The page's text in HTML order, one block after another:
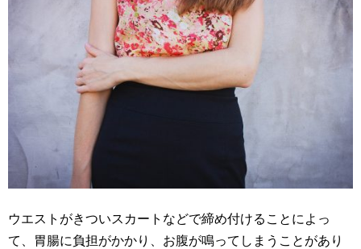
ウエストがきついスカートなどで締め付けることによっ
て、胃腸に負担がかかり、お腹が鳴ってしまうことがあり